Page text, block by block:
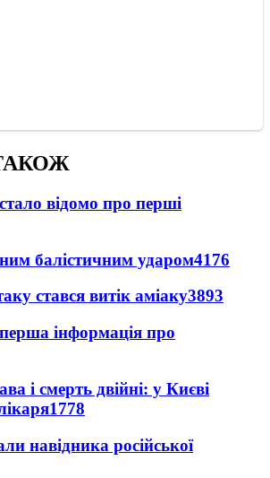
відомо про перші
балістичним ударом4176
стався витік аміаку3893
інформація про
і смерть двійні: у Києві
1778
навідника російської